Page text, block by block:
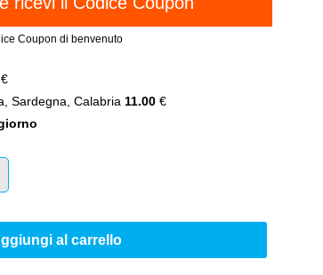
Coupon di benvenuto
€
Sardegna, Calabria 11.00 €
al carrello